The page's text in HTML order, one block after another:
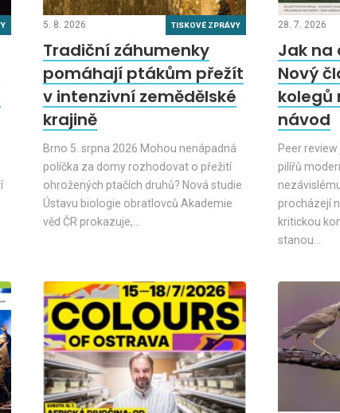
5. 8. 2026 TISKOVÉ ZPRÁVY
Tradiční záhumenky
pomáhají ptákům přežít
v intenzivní zemědělské
krajině
Brno 5. srpna 2026 Mohou nenápadná
políčka za domy rozhodovat o přežití
ohrožených ptačích druhů? Nová studie
Ústavu biologie obratlovců Akademie
věd ČR prokazuje,…
28. 7. 2026
Jak na
Nový
kolegů
návod
Peer
pilířů
procházejí
kritickou
stanou…